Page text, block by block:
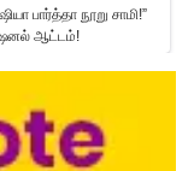
பார்த்தா நூறு சாமி!”
ஆட்டம்!